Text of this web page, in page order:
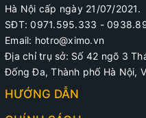
Hà Nội cấp ngày 21/07/2021.
SĐT: 0971.595.333 -
Email: hotro@ximo.vn
Địa chỉ trụ sở: Số 42 ngõ 3
Đống Đa, Thành phố Hà Nội,
HƯỚNG DẪN